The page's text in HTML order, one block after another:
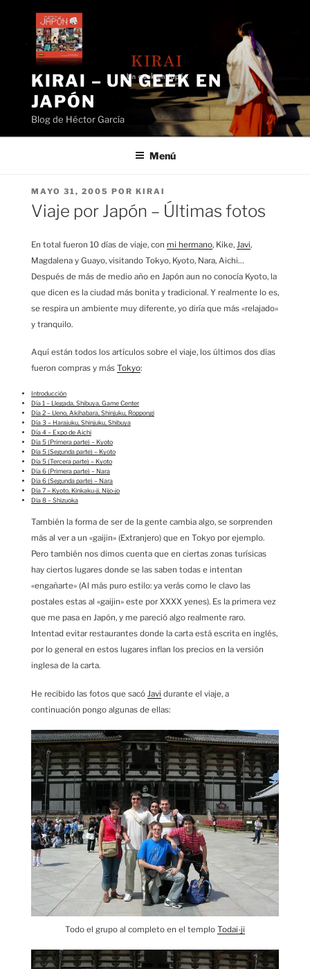
contenido
KIRAI – UN GEEK EN
JAPÓN
Blog de Héctor García
Menú
PUBLICADO
EL
MAYO 31, 2005 POR KIRAI
Viaje por Japón – Últimas fotos
En total fueron 10 días de viaje, con mi hermano, Kike, Javi,
Magdalena y Guayo, visitando Tokyo, Kyoto, Nara, Aichi…
Después de más de medio año en Japón aun no conocía Kyoto, la
que dicen es la ciudad más bonita y tradicional. Y realmente lo es,
se respira un ambiente muy diferente, yo diría que más «relajado»
y tranquilo.
Aquí están todos los artículos sobre el viaje, los últimos dos días
fueron compras y más Tokyo:
Introducción
Día 1 – Llegada, Shibuya, Game Center
Día 2 – Ueno, Akihabara, Shinjuku, Roppongi
Día 3 – Harajuku, Shinjuku, Shibuya
Día 4 – Expo de Aichi
Día 5 (Primera parte) – Kyoto
Día 5 (Segunda parte) – Kyoto
Día 5 (Tercera parte) – Kyoto
Día 6 (Primera parte) – Nara
Día 6 (Segunda parte) – Nara
Día 7 – Kyoto, Kinkaku-ji, Nijo-jo
Día 8 – Shizuoka
También la forma de ser de la gente cambia algo, se sorprenden
más al ver a un «gaijin» (Extranjero) que en Tokyo por ejemplo.
Pero también nos dimos cuenta que en ciertas zonas turísicas
hay ciertos lugares donde se las saben todas e intentan
«engañarte» (Al más puro estilo: ya verás como le clavo las
postales estas al «gaijin» este por XXXX yenes). Es la primera vez
que me pasa en Japón, y me pareció algo realmente raro.
Intentad evitar restaurantes donde la carta está escrita en inglés,
por lo general en estos lugares inflan los precios en la versión
inglesa de la carta.
He recibido las fotos que sacó Javi durante el viaje, a
continuación pongo algunas de ellas:
Todo el grupo al completo en el templo Todai-ji